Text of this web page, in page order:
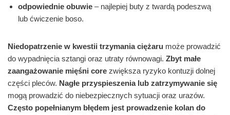
odpowiednie obuwie – najlepiej buty z twardą podeszwą
lub ćwiczenie boso.
Niedopatrzenie w kwestii trzymania ciężaru może prowadzić
do wypadnięcia sztangi oraz utraty równowagi. Zbyt małe
zaangażowanie mięśni core zwiększa ryzyko kontuzji dolnej
części pleców. Nagłe przyspieszenia lub zatrzymywanie się
mogą prowadzić do niebezpiecznych sytuacji oraz urazów.
Często popełnianym błędem jest prowadzenie kolan do